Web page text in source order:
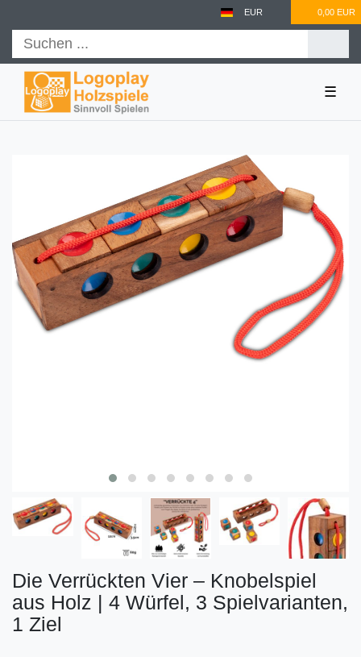
EUR 0,00 EUR
☰
Die Verrückten Vier – Knobelspiel
aus Holz | 4 Würfel, 3 Spielvarianten,
1 Ziel